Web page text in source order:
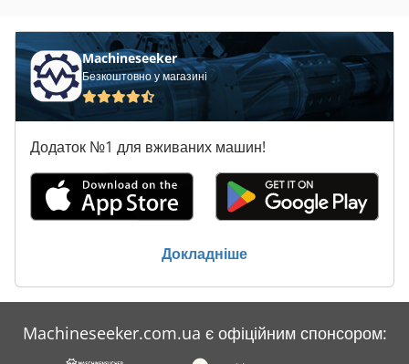
Claas Lexion 570
Claas Lexion 570 C
Claas Lexion 580
Claas Lexion 600 Tt
Claas Lexion 630 Montana
Claas Volto 740
Claas Volto 740 H
Machineseeker
Безкоштовно у магазині
Додаток №1 для вживаних машин!
Докладніше
Machineseeker.com.ua є офіційним спонсором: